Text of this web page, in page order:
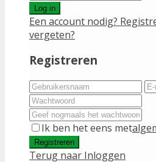
Log in
Een account nodig?
vergeten?
Registreren
Ik ben het eens met
Registreren
Terug naar Inloggen